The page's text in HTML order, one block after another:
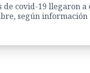
de covid-19 llegaron a
según información